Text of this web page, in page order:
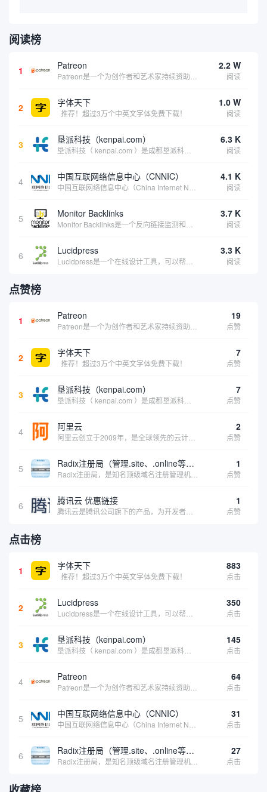
阅读榜
1 Patreon 2.2 W
阅读
2 字体天下
推荐！超过3万个中英文字体免费下载！
1.0 W
阅读
3 垦派科技（kenpai.com） 6.3 K
阅读
4 中国互联网络信息中心（CNNIC） 4.1 K
阅读
5 Monitor Backlinks 3.7 K
阅读
6 Lucidpress 3.3 K
阅读
点赞榜
1 Patreon 19
点赞
2 字体天下
推荐！超过3万个中英文字体免费下载！
7
点赞
3 垦派科技（kenpai.com） 7
点赞
4 阿里云 2
点赞
5 Radix注册局（管理.site、.online等顶级域名） 1
点赞
6 腾讯云 优惠链接 1
点赞
点击榜
1 字体天下
推荐！超过3万个中英文字体免费下载！
883
点击
2 Lucidpress 350
点击
3 垦派科技（kenpai.com） 145
点击
4 Patreon 64
点击
5 中国互联网络信息中心（CNNIC） 31
点击
6 Radix注册局（管理.site、.online等顶级域名） 27
点击